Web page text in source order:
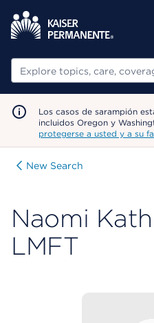
Buscar
Los casos de sarampión
incluidos Oregon y
protegerse a usted y a su
New Search
Naomi
LMFT